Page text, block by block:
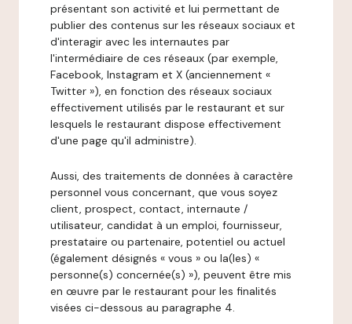
présentant son activité et lui permettant de
publier des contenus sur les réseaux sociaux et
d'interagir avec les internautes par
l'intermédiaire de ces réseaux (par exemple,
Facebook, Instagram et X (anciennement «
Twitter »), en fonction des réseaux sociaux
effectivement utilisés par le restaurant et sur
lesquels le restaurant dispose effectivement
d'une page qu'il administre).
Aussi, des traitements de données à caractère
personnel vous concernant, que vous soyez
client, prospect, contact, internaute /
utilisateur, candidat à un emploi, fournisseur,
prestataire ou partenaire, potentiel ou actuel
(également désignés « vous » ou la(les) «
personne(s) concernée(s) »), peuvent être mis
en œuvre par le restaurant pour les finalités
visées ci-dessous au paragraphe 4.